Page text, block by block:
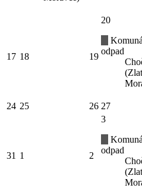
17 18 19
20
odpad
24 25 26 27
31 1 2
3
odpad